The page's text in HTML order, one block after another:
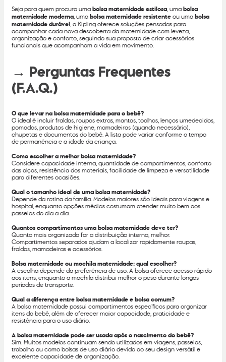
Seja para quem procura umabolsa maternidade estilosa, umabolsa
maternidade moderna, umabolsa maternidade resistenteou umabolsa
maternidade durável, a Kipling oferece soluções pensadas para
acompanhar cada nova descoberta da maternidade com leveza,
organização e conforto, seguindo sua proposta de criar acessórios
funcionais que acompanham a vida em movimento.
→ Perguntas Frequentes
(F.A.Q.)
O que levar na bolsa maternidade para o bebê?
O ideal é incluir fraldas, roupas extras, mantas, toalhas, lenços umedecidos,
pomadas, produtos de higiene, mamadeiras (quando necessário),
chupetas e documentos do bebê. A lista pode variar conforme o tempo
de permanência e a idade da criança.
Como escolher a melhor bolsa maternidade?
Considere capacidade interna, quantidade de compartimentos, conforto
das alças, resistência dos materiais, facilidade de limpeza e versatilidade
para diferentes ocasiões.
Qual o tamanho ideal de uma bolsa maternidade?
Depende da rotina da família. Modelos maiores são ideais para viagens e
hospital, enquanto opções médias costumam atender muito bem aos
passeios do dia a dia.
Quantos compartimentos uma bolsa maternidade deve ter?
Quanto mais organizada for a distribuição interna, melhor.
Compartimentos separados ajudam a localizar rapidamente roupas,
fraldas, mamadeiras e acessórios.
Bolsa maternidade ou mochila maternidade: qual escolher?
A escolha depende da preferência de uso. A bolsa oferece acesso rápido
aos itens, enquanto a mochila distribui melhor o peso durante longos
períodos de transporte.
Qual a diferença entre bolsa maternidade e bolsa comum?
A bolsa maternidade possui compartimentos específicos para organizar
itens do bebê, além de oferecer maior capacidade, praticidade e
resistência para o uso diário.
A bolsa maternidade pode ser usada após o nascimento do bebê?
Sim. Muitos modelos continuam sendo utilizados em viagens, passeios,
trabalho ou como bolsas de uso diário devido ao seu design versátil e
excelente capacidade de organização.